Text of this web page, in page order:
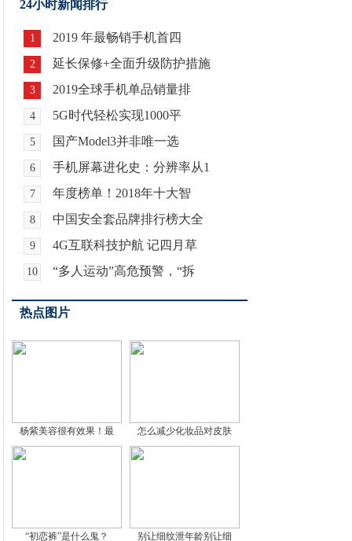
24小时新闻排行
1 2019 年最畅销手机首四
2 延长保修+全面升级防护措施
3 2019全球手机单品销量排
4 5G时代轻松实现1000平
5 国产Model3并非唯一选
6 手机屏幕进化史：分辨率从1
7 年度榜单！2018年十大智
8 中国安全套品牌排行榜大全
9 4G互联科技护航 记四月草
10 “多人运动”高危预警，“拆
热点图片
杨紫美容很有效果！最 怎么减少化妆品对皮肤
“初恋裤”是什么鬼？ 别让细纹泄年龄别让细